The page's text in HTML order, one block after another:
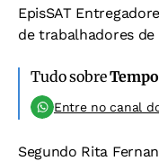
EpisSAT
de trabalhadores de
Tudo sobre
Entre no canal
Segundo Rita